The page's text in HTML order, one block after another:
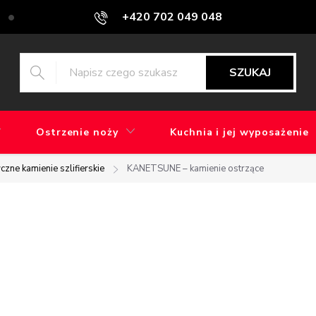
+420 702 049 048
Jaka jest różnica między szlifowaniem maszynowym a
SZUKAJ
Ostrzenie noży Kuchnia i jej wyposażenie
kamienie szlifierskie KANETSUNE – kamienie ostrzące